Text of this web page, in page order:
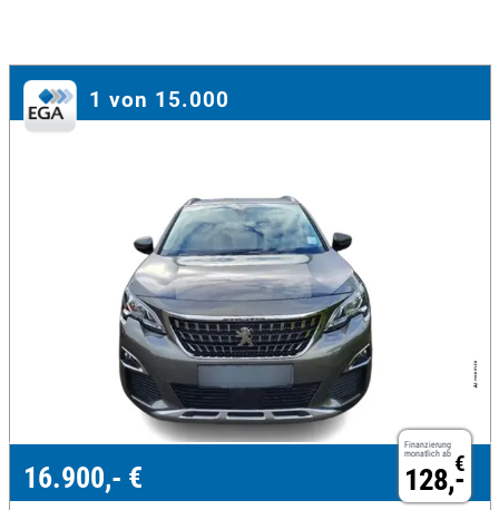
1 von 15.000
Finanzierung
monatlich ab €
128,-
16.900,- €